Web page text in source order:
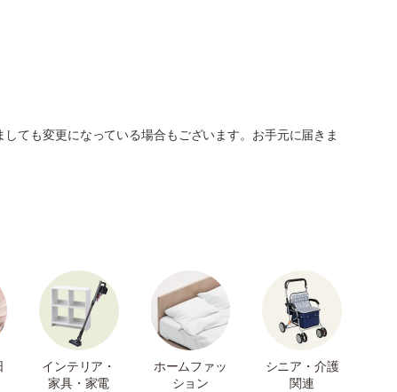
ても変更になっている場合もございます。お手元に届きま
インテリア・
家具・家電
ホームファッ
ション
シニア・介護
関連